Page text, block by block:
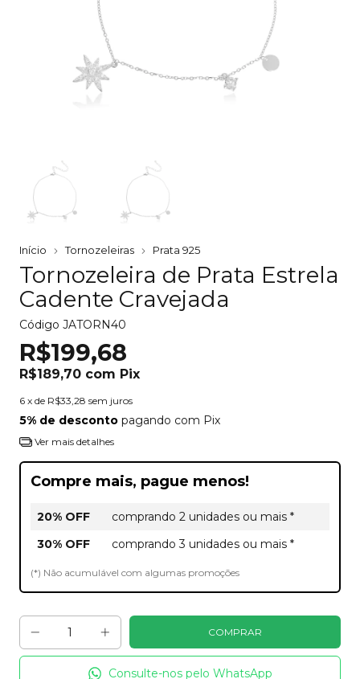
Início Tornozeleiras Prata 925
Tornozeleira de Prata Estrela
Cadente Cravejada
Código JATORN40
R$199,68
R$189,70 com Pix
6 x de R$33,28 sem juros
5% de desconto pagando com Pix
Ver mais detalhes
Compre mais, pague menos!
20% OFF
comprando 2 unidades ou mais *
30% OFF
comprando 3 unidades ou mais *
(*) Não acumulável com algumas promoções
Consulte-nos pelo WhatsApp